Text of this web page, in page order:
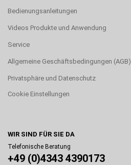
Bedienungsanleitungen
Videos Produkte und Anwendung
Service
Allgemeine Geschäftsbedingungen (AGB)
Privatsphäre und Datenschutz
Cookie Einstellungen
WIR SIND FÜR SIE DA
Telefonische Beratung
+49 (0)4343 4390173